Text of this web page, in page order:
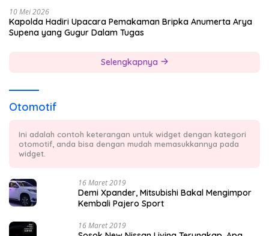
10 Mei 2026
Kapolda Hadiri Upacara Pemakaman Bripka Anumerta Arya
Supena yang Gugur Dalam Tugas
Selengkapnya
Otomotif
Ini adalah contoh keterangan untuk widget dengan kategori
otomotif, anda bisa dengan mudah memasukkannya pada
widget.
16 Maret 2019
Demi Xpander, Mitsubishi Bakal Mengimpor
Kembali Pajero Sport
16 Maret 2019